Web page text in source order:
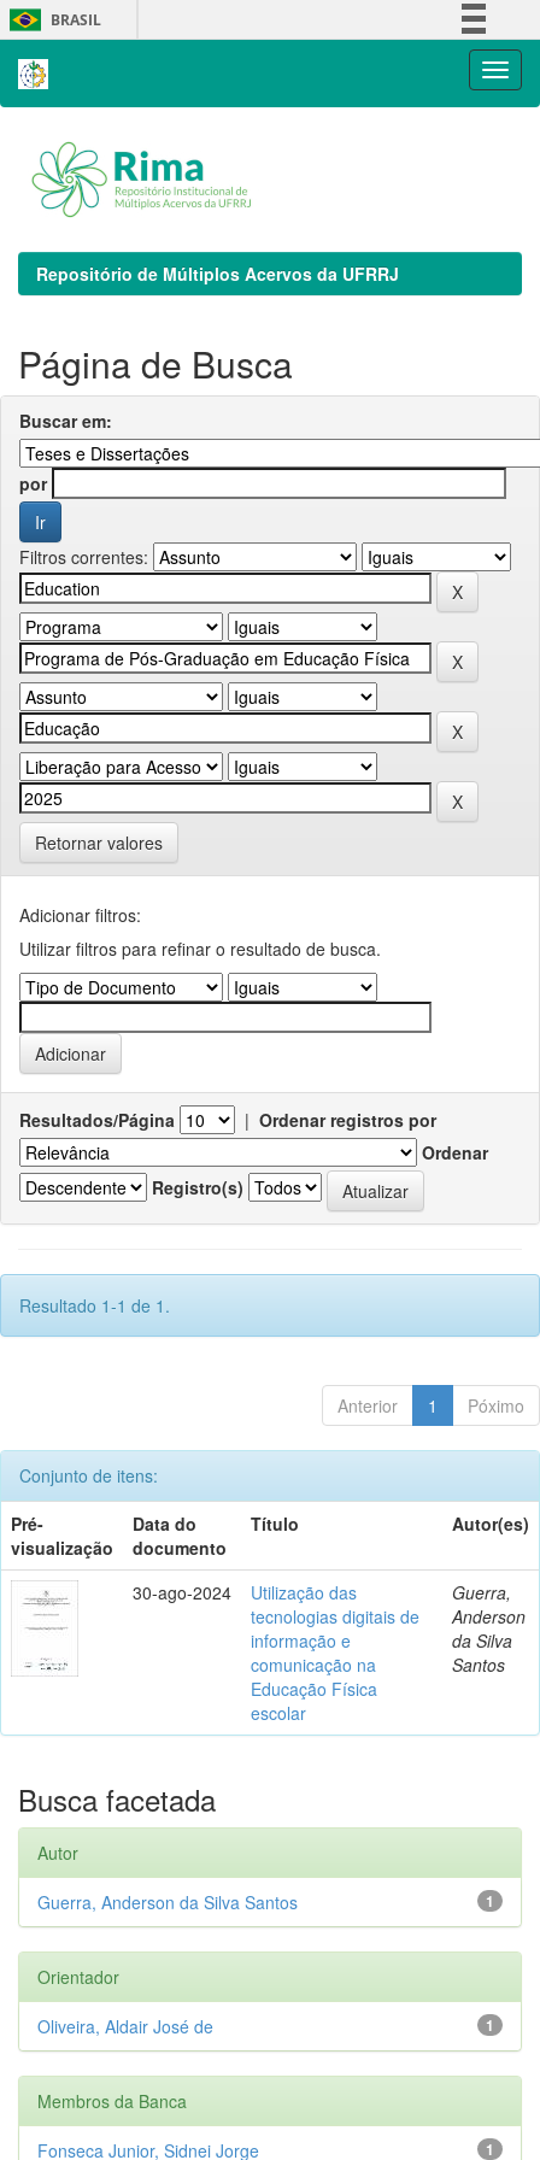
Skip
navigation
BRASIL
Repositório de Múltiplos Acervos da UFRRJ
Página de Busca
Buscar em:
por
Filtros correntes:
Retornar valores
Adicionar filtros:
Utilizar filtros para refinar o resultado de busca.
Resultados/Página | Ordenar registros por
Ordenar
Registro(s)
Resultado 1-1 de 1.
Anterior 1 Póximo
Conjunto de itens:
Pré-
visualização
Data do
documento
Título Autor(es)
30-ago-2024
Utilização das
tecnologias digitais de
informação e
comunicação na
Educação Física
escolar
Guerra,
Anderson
da Silva
Santos
Busca facetada
Autor
1
Guerra, Anderson da Silva Santos
Orientador
1
Oliveira, Aldair José de
Membros da Banca
1
Fonseca Junior, Sidnei Jorge